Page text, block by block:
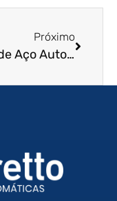
Próximo
Porta de Aço Automática em Botucatu – SP